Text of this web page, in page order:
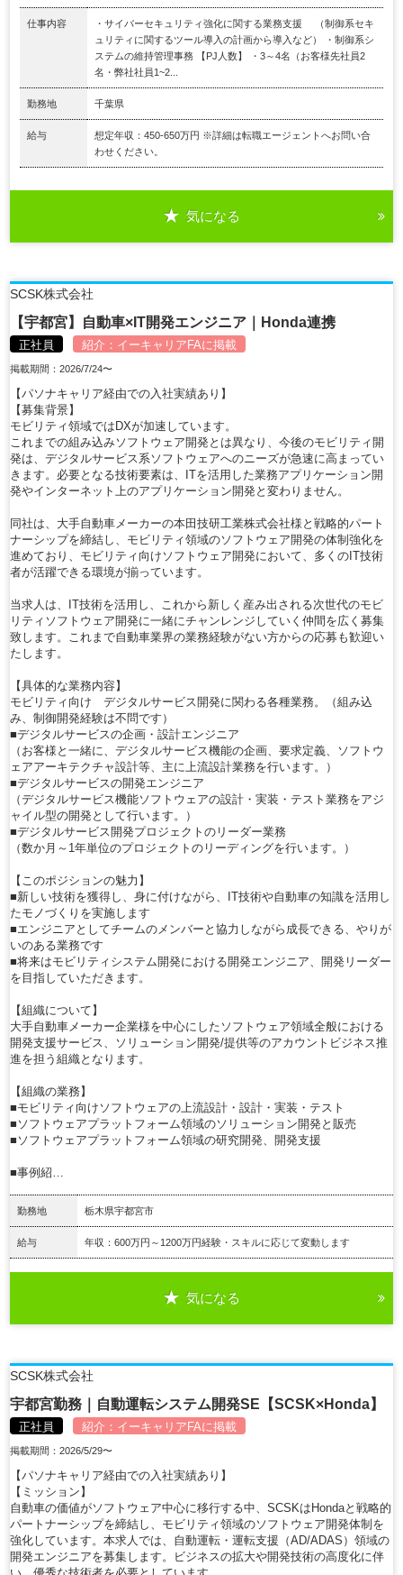
仕事内容
・サイバーセキュリティ強化に関する業務支援 （制御系セキ
ュリティに関するツール導入の計画から導入など） ・制御系シ
ステムの維持管理事務 【PJ人数】 ・3～4名（お客様先社員2
名・弊社社員1~2...
勤務地 千葉県
給与
想定年収：450-650万円 ※詳細は転職エージェントへお問い合
わせください。
気になる
SCSK株式会社
【宇都宮】自動車×IT開発エンジニア｜Honda連携
正社員 紹介： イーキャリアFAに掲載
掲載期間：2026/7/24〜
【パソナキャリア経由での入社実績あり】
【募集背景】
モビリティ領域ではDXが加速しています。
これまでの組み込みソフトウェア開発とは異なり、今後のモビリティ開
発は、デジタルサービス系ソフトウェアへのニーズが急速に高まってい
きます。必要となる技術要素は、ITを活用した業務アプリケーション開
発やインターネット上のアプリケーション開発と変わりません。
同社は、大手自動車メーカーの本田技研工業株式会社様と戦略的パート
ナーシップを締結し、モビリティ領域のソフトウェア開発の体制強化を
進めており、モビリティ向けソフトウェア開発において、多くのIT技術
者が活躍できる環境が揃っています。
当求人は、IT技術を活用し、これから新しく産み出される次世代のモビ
リティソフトウェア開発に一緒にチャンレンジしていく仲間を広く募集
致します。これまで自動車業界の業務経験がない方からの応募も歓迎い
たします。
【具体的な業務内容】
モビリティ向け デジタルサービス開発に関わる各種業務。（組み込
み、制御開発経験は不問です）
■デジタルサービスの企画・設計エンジニア
（お客様と一緒に、デジタルサービス機能の企画、要求定義、ソフトウ
ェアアーキテクチャ設計等、主に上流設計業務を行います。）
■デジタルサービスの開発エンジニア
（デジタルサービス機能ソフトウェアの設計・実装・テスト業務をアジ
ャイル型の開発として行います。）
■デジタルサービス開発プロジェクトのリーダー業務
（数か月～1年単位のプロジェクトのリーディングを行います。）
【このポジションの魅力】
■新しい技術を獲得し、身に付けながら、IT技術や自動車の知識を活用し
たモノづくりを実施します
■エンジニアとしてチームのメンバーと協力しながら成長できる、やりが
いのある業務です
■将来はモビリティシステム開発における開発エンジニア、開発リーダー
を目指していただきます。
【組織について】
大手自動車メーカー企業様を中心にしたソフトウェア領域全般における
開発支援サービス、ソリューション開発/提供等のアカウントビジネス推
進を担う組織となります。
【組織の業務】
■モビリティ向けソフトウェアの上流設計・設計・実装・テスト
■ソフトウェアプラットフォーム領域のソリューション開発と販売
■ソフトウェアプラットフォーム領域の研究開発、開発支援
■事例紹…
勤務地 栃木県宇都宮市
給与 年収：600万円～1200万円経験・スキルに応じて変動します
気になる
SCSK株式会社
宇都宮勤務｜自動運転システム開発SE【SCSK×Honda】
正社員 紹介： イーキャリアFAに掲載
掲載期間：2026/5/29〜
【パソナキャリア経由での入社実績あり】
【ミッション】
自動車の価値がソフトウェア中心に移行する中、SCSKはHondaと戦略的
パートナーシップを締結し、モビリティ領域のソフトウェア開発体制を
強化しています。本求人では、自動運転・運転支援（AD/ADAS）領域の
開発エンジニアを募集します。ビジネスの拡大や開発技術の高度化に伴